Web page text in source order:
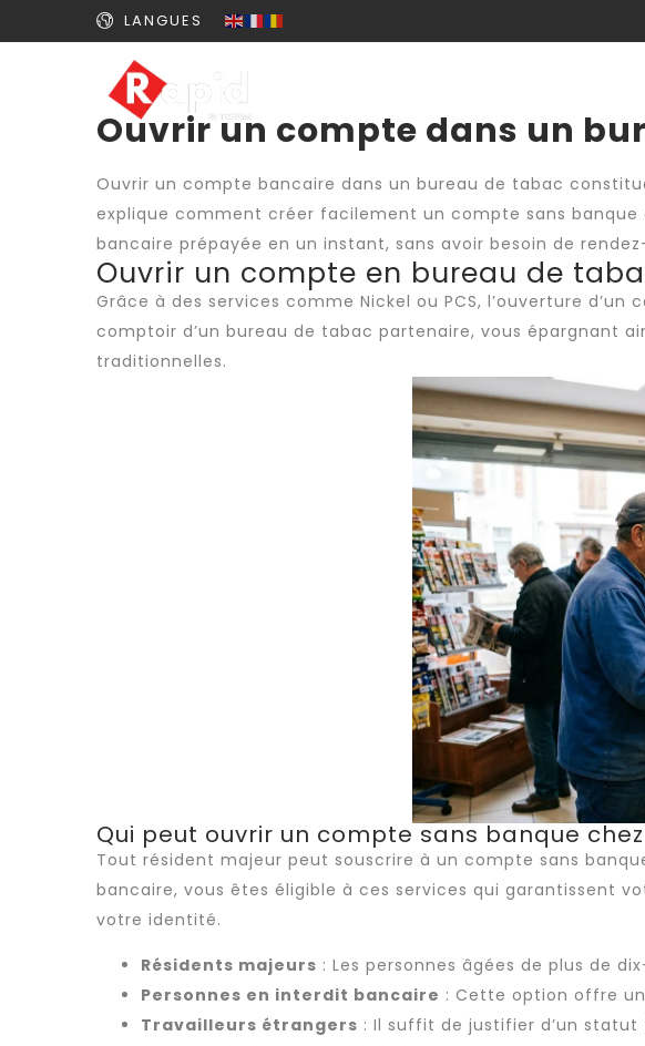
LANGUES
Ouvrir un compte dans un
Ouvrir un compte bancaire dans un bureau de tabac
explique comment créer facilement un compte sans
bancaire prépayée en un instant, sans avoir besoin de
Ouvrir un compte en bureau de
Grâce à des services comme Nickel ou PCS, l’ouverture
comptoir d’un bureau de tabac partenaire, vous épargnant
traditionnelles.
Qui peut ouvrir un compte sans banque
Tout résident majeur peut souscrire à un compte sans
bancaire, vous êtes éligible à ces services qui garantissent
votre identité.
Résidents majeurs : Les personnes âgées de plus de
Personnes en interdit bancaire : Cette option offre
Travailleurs étrangers : Il suffit de justifier d’un